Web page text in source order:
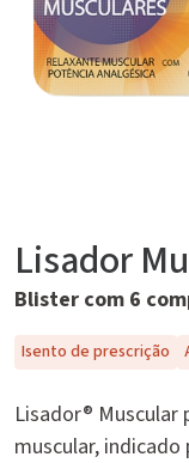
Lisador
Blister com 6
Isento de prescrição
Lisador® Muscular
muscular,